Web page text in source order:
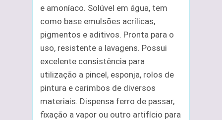
e amoníaco. Solúvel em água, tem
como base emulsões acrílicas,
pigmentos e aditivos. Pronta para o
uso, resistente a lavagens. Possui
excelente consistência para
utilização a pincel, esponja, rolos de
pintura e carimbos de diversos
materiais. Dispensa ferro de passar,
fixação a vapor ou outro artifício para